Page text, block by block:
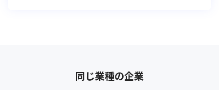
同じ業種の企業